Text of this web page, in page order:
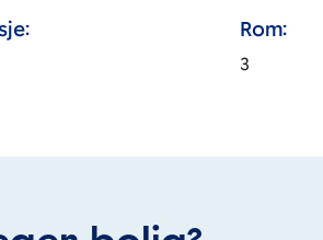
Rom:
3